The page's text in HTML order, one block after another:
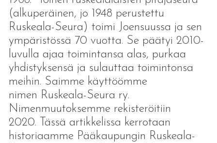
(alkuperäinen, jo 1948 perustettu
Ruskeala-Seura) toimi Joensuussa ja sen
ympäristössä 70 vuotta. Se päätyi 2010-
luvulla ajaa toimintansa alas, purkaa
yhdistyksensä ja sulauttaa toimintonsa
meihin. Saimme käyttöömme
nimen Ruskeala-Seura ry.
Nimenmuutoksemme rekisteröitiin
2020. Tässä artikkelissa kerrotaan
historiaamme Pääkaupungin Ruskeala-